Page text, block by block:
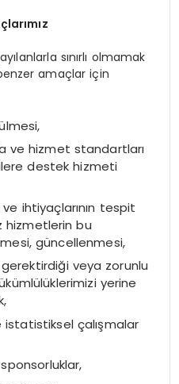
sınırlı olmamak
amaçlar için
ve hizmet standartları
destek hizmeti
ihtiyaçlarının tespit
hizmetlerin bu
güncellenmesi,
veya zorunlu
yerine
istatistiksel çalışmalar